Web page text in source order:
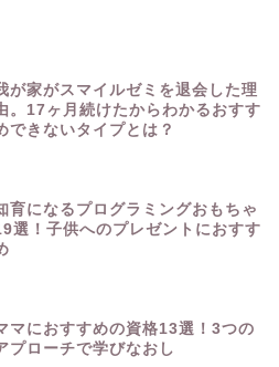
が家がスマイルゼミを退会した理
。17ヶ月続けたからわかるおすす
できないタイプとは？
育になるプログラミングおもちゃ
選！子供へのプレゼントにおすす
マにおすすめの資格13選！3つの
プローチで学びなおし